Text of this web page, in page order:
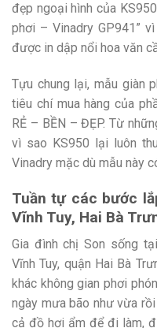
đẹp ngoại hình của
phơi – Vinadry GP941”
được in dập nổi hoa văn
Tựu chung lại, mẫu giàn
tiêu chí mua hàng của
RẺ – BỀN – ĐẸP. Từ
vì sao KS950 lại luôn
Vinadry mặc dù mẫu này
Tuần tự các bước
Vĩnh Tuy, Hai Bà
Gia đình chị Son sống
Vĩnh Tuy, quận Hai Bà
khác không gian phơi
ngày mưa bão như vừa
cả đồ hơi ẩm để đi làm,